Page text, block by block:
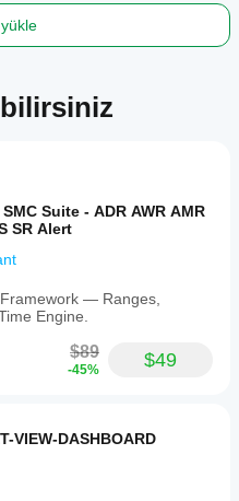
Suite - ADR AWR AMR
SR Alert
— Ranges,
Engine.
$89
-45% $49
VIEW-DASHBOARD